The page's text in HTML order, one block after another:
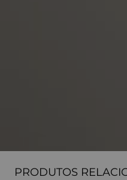
PRODUTOS